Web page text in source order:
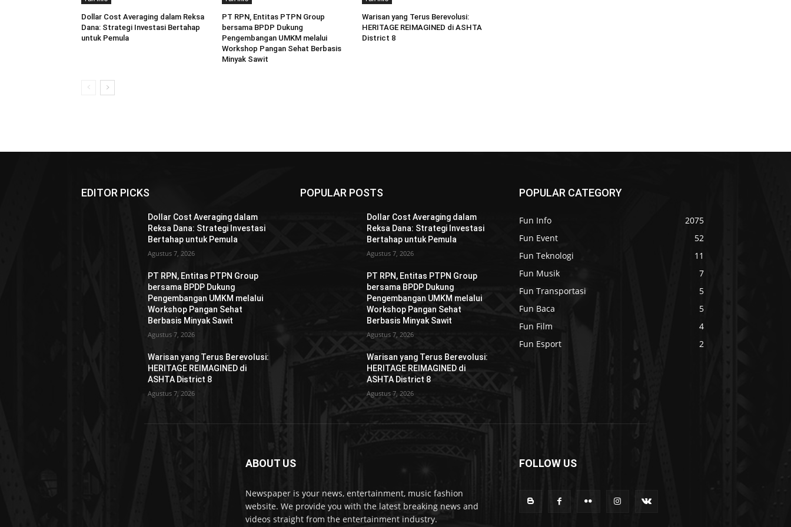
Dollar Cost Averaging dalam Reksa
Dana: Strategi Investasi Bertahap
untuk Pemula
PT RPN, Entitas PTPN Group
bersama BPDP Dukung
Pengembangan UMKM melalui
Workshop Pangan Sehat Berbasis
Minyak Sawit
Warisan yang Terus Berevolusi:
HERITAGE REIMAGINED di ASHTA
District 8
EDITOR PICKS
Dollar Cost Averaging dalam
Reksa Dana: Strategi Investasi
Bertahap untuk Pemula
Agustus 7, 2026
PT RPN, Entitas PTPN Group
bersama BPDP Dukung
Pengembangan UMKM melalui
Workshop Pangan Sehat
Berbasis Minyak Sawit
Agustus 7, 2026
Warisan yang Terus Berevolusi:
HERITAGE REIMAGINED di
ASHTA District 8
Agustus 7, 2026
POPULAR POSTS
Dollar Cost Averaging dalam
Reksa Dana: Strategi Investasi
Bertahap untuk Pemula
Agustus 7, 2026
PT RPN, Entitas PTPN Group
bersama BPDP Dukung
Pengembangan UMKM melalui
Workshop Pangan Sehat
Berbasis Minyak Sawit
Agustus 7, 2026
Warisan yang Terus Berevolusi:
HERITAGE REIMAGINED di
ASHTA District 8
Agustus 7, 2026
POPULAR CATEGORY
Fun Info
2075
Fun Event
52
Fun Teknologi
11
Fun Musik
7
Fun Transportasi
5
Fun Baca
5
Fun Film
4
Fun Esport
2
ABOUT US
Newspaper is your news, entertainment, music fashion
website. We provide you with the latest breaking news and
videos straight from the entertainment industry.
FOLLOW US